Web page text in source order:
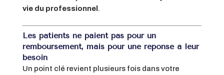
vie du professionnel .
Les patients ne paient pas pour un
remboursement, mais pour une réponse à leur
besoin
Un point clé revient plusieurs fois dans votre